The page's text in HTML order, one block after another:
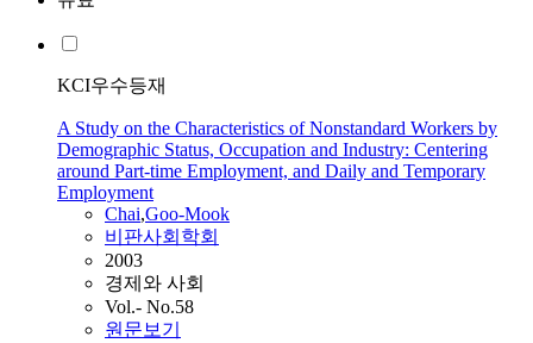
KCI우수등재
A Study on the Characteristics of Nonstandard Workers by
Demographic Status, Occupation and Industry: Centering
around Part-time Employment, and Daily and Temporary
Employment
Chai,Goo-Mook
비판사회학회
2003
경제와 사회
Vol.- No.58
원문보기